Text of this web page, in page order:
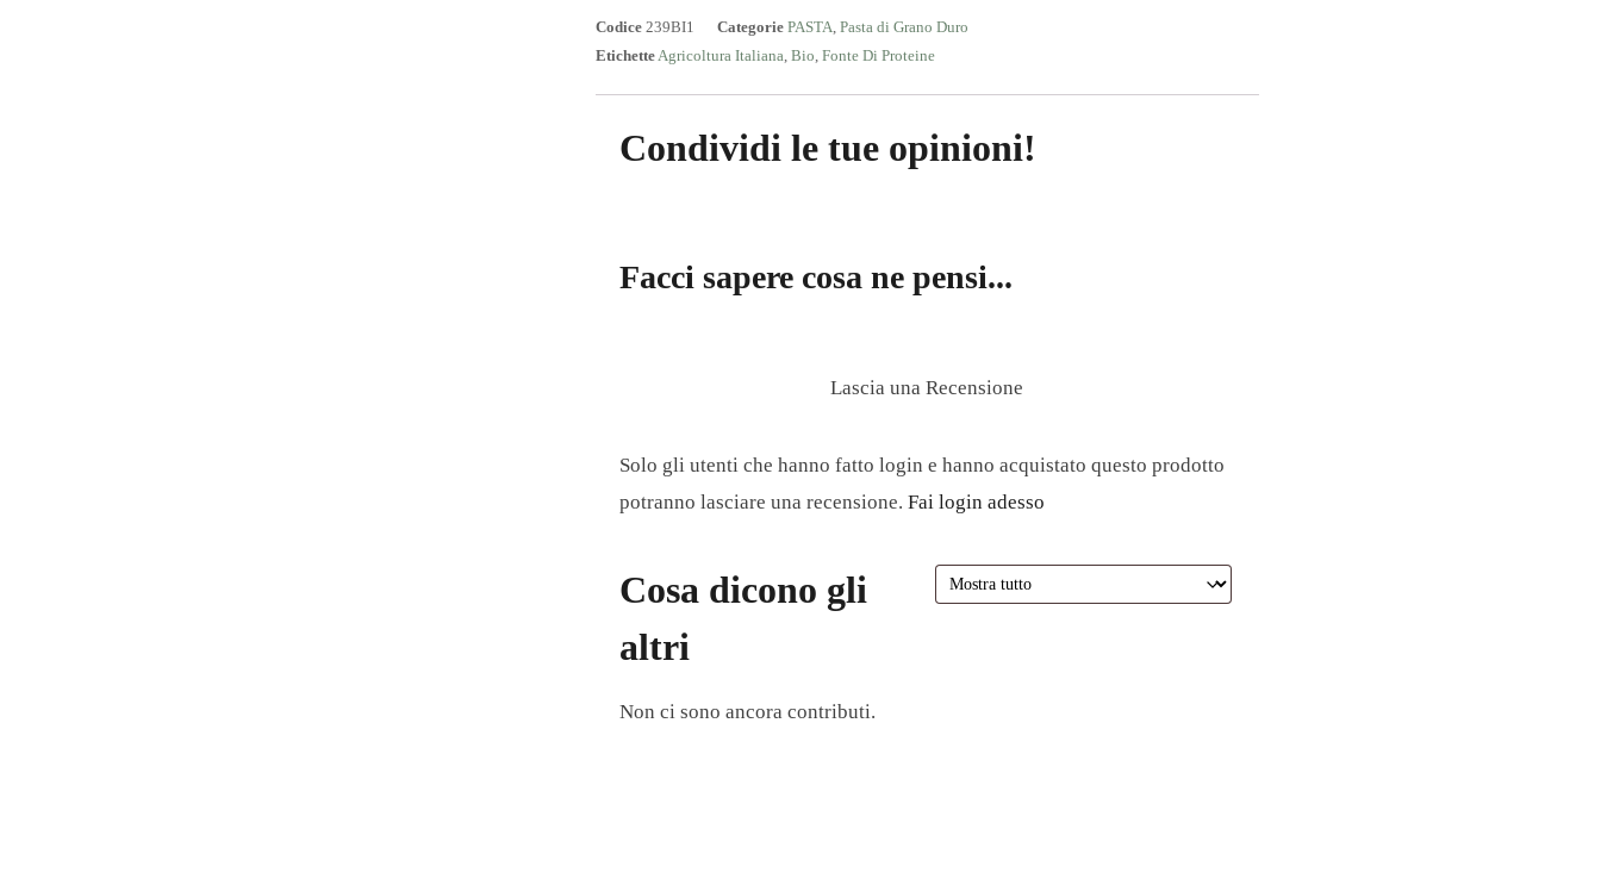
Codice239BI1 Categorie PASTA,Pasta di Grano Duro
EtichetteAgricoltura Italiana,Bio,Fonte Di Proteine
Condividi le tue opinioni!
Facci sapere cosa ne pensi...
Lascia una Recensione
Solo gli utenti che hanno fatto login e hanno acquistato questo prodotto
potranno lasciare una recensione.Fai login adesso
Cosa dicono gli
altri
Non ci sono ancora contributi.